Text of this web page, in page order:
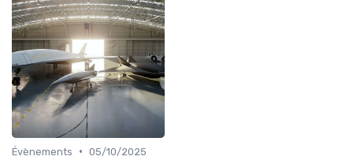
Évènements • 05/10/2025